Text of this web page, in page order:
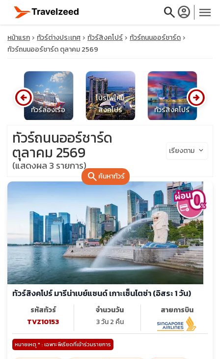
searchaccount_circle menu
close
travel_explore
calendar_month
search
หน้าแรก ทัวร์ต่างประเทศ ทัวร์สิงคโปร์
ทัวร์ถนนออร์ชาร์ด
ทัวร์ถนนออร์ชาร์ด ตุลาคม 2569
ทัวร์ล่องเรือ
โปรไฟไหม้
สิงคโปร์
ทัวร์สิงคโปร์
arrow_circle_left arrow_circle_right
searchค้นหาทัวร์
ทัวร์ถนนออร์ชาร์ด
ตุลาคม 2569
(แสดงผล 3 รายการ)
เรียงตาม keyboard_arrow_down
ทัวร์สิงคโปร์ มารีน่าเบย์แซนด์ เกาะเซ็นโตซ่า (อิสระ 1 วัน)
รหัสทัวร์
TVZ10153
จำนวนวัน
3 วัน 2 คืน
สายการบิน
หมายเหตุ * : เฉพาะพีเรียดที่เข้าร่วมรายการ